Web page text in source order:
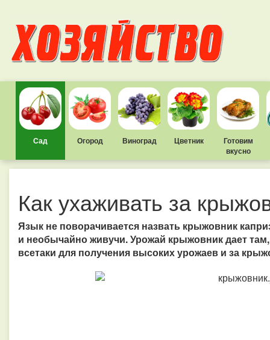
Сад Огород Виноград Цветник
Готовим
вкусно
Как ухаживать за
Язык не поворачивается назвать крыжовник
и необычайно живучи. Урожай крыжовник дает там,
всетаки для получения высоких урожаев и за